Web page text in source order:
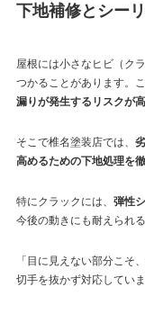
下地補修とシー
屋根には小さなヒビ（ク
つかることがあります。
漏りが発生するリスクが高
そこで椎名塗装店では、
高めるための下地処理を
特にクラックには、 弾性
今後の動きにも耐えられ
「目に見えない部分こそ
切手を抜かず対応していま